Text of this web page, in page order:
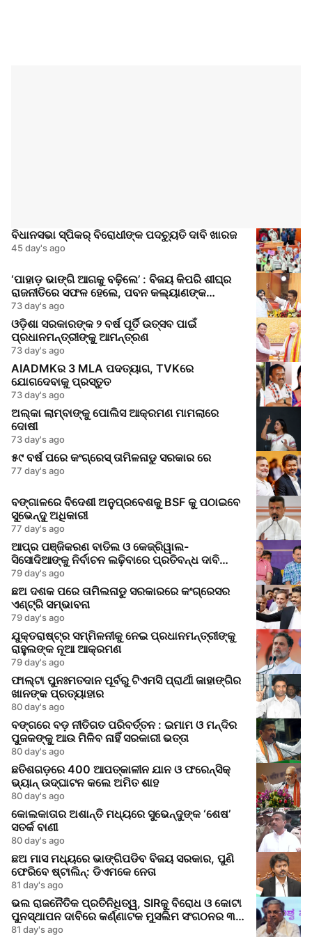
ବିଧାନସଭା ସ୍ପିକର୍ ବିରୋଧୀଙ୍କ ପଦଚ୍ୟୁତି ଦାବି ଖାରଜ
45 day's ago
‘ପାହାଡ଼ ଭାଙ୍ଗି ଆଗକୁ ବଢ଼ିଲେ’ : ବିଜୟ କିପରି ଶୀଘ୍ର
ରାଜନୀତିରେ ସଫଳ ହେଲେ, ପବନ କଲ୍ୟାଣଙ୍କ
ବ୍ୟାଖ୍ୟା
73 day's ago
ଓଡ଼ିଶା ସରକାରଙ୍କ ୨ ବର୍ଷ ପୂର୍ତି ଉତ୍ସବ ପାଇଁ
ପ୍ରଧାନମନ୍ତ୍ରୀଙ୍କୁ ଆମନ୍ତ୍ରଣ
73 day's ago
AIADMKର 3 MLA ପଦତ୍ୟାଗ, TVKରେ
ଯୋଗଦେବାକୁ ପ୍ରସ୍ତୁତ
73 day's ago
ଅଲ୍କା ଲାମ୍ବାଙ୍କୁ ପୋଲିସ ଆକ୍ରମଣ ମାମଲାରେ
ଦୋଷୀ
73 day's ago
୫୯ ବର୍ଷ ପରେ କଂଗ୍ରେସ୍ ତାମିଳନାଡୁ ସରକାର ରେ
77 day's ago
ବଙ୍ଗାଳରେ ବିଦେଶୀ ଅନୁପ୍ରବେଶକୁ BSF କୁ ପଠାଇବେ
ସୁଭେନ୍ଦୁ ଅଧିକାରୀ
77 day's ago
ଆପ୍‌ର ପଞ୍ଜିକରଣ ବାତିଲ ଓ କେଜ୍ରିୱାଲ-
ସିସୋଦିଆଙ୍କୁ ନିର୍ବାଚନ ଲଢ଼ିବାରେ ପ୍ରତିବନ୍ଧ ଦାବି
କରିଥିବା ପିଆଇଏଲ୍‌ ଖାରଜ
79 day's ago
ଛଅ ଦଶକ ପରେ ତାମିଲନାଡୁ ସରକାରରେ କଂଗ୍ରେସର
ଏଣ୍ଟ୍ରି ସମ୍ଭାବନା
79 day's ago
ଯୁକ୍ତରାଷ୍ଟ୍ର ସମ୍ମିଳନୀକୁ ନେଇ ପ୍ରଧାନମନ୍ତ୍ରୀଙ୍କୁ
ରାହୁଲଙ୍କ ନୂଆ ଆକ୍ରମଣ
79 day's ago
ଫାଲ୍ଟା ପୁନଃମତଦାନ ପୂର୍ବରୁ ଟିଏମସି ପ୍ରାର୍ଥୀ ଜାହାଙ୍ଗିର
ଖାନଙ୍କ ପ୍ରତ୍ୟାହାର
80 day's ago
ବଙ୍ଗରେ ବଡ଼ ନୀତିଗତ ପରିବର୍ତ୍ତନ : ଇମାମ ଓ ମନ୍ଦିର
ପୁଜକଙ୍କୁ ଆଉ ମିଳିବ ନାହିଁ ସରକାରୀ ଭତ୍ତା
80 day's ago
ଛତିଶଗଡ଼ରେ 400 ଆପତ୍‌କାଳୀନ ଯାନ ଓ ଫରେନ୍ସିକ୍
ଭ୍ୟାନ୍ ଉଦ୍‌ଘାଟନ କଲେ ଅମିତ ଶାହ
80 day's ago
କୋଲକାତାର ଅଶାନ୍ତି ମଧ୍ୟରେ ସୁଭେନ୍ଦୁଙ୍କ ‘ଶେଷ’
ସତର୍କ ବାଣୀ
80 day's ago
ଛଅ ମାସ ମଧ୍ୟରେ ଭାଙ୍ଗିପଡିବ ବିଜୟ ସରକାର, ପୁଣି
ଫେରିବେ ଷ୍ଟାଲିନ୍: ଡିଏମକେ ନେତା
81 day's ago
ଭଲ ରାଜନୈତିକ ପ୍ରତିନିଧିତ୍ୱ, SIRକୁ ବିରୋଧ ଓ କୋଟା
ପୁନସ୍ଥାପନ ଦାବିରେ କର୍ଣ୍ଣାଟକ ମୁସଲିମ ସଂଗଠନର ୩-
ସ୍ତରୀୟ ଆବଶ୍ୟକତା
81 day's ago